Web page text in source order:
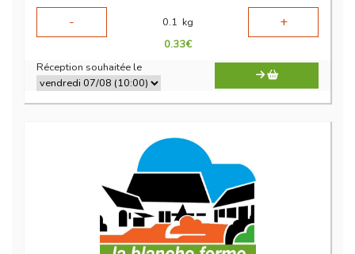
-
0.1 kg +
0.33€
Réception souhaitée le